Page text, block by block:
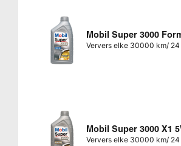
Mobil Super 3000
Ververs elke 30000 km/ 24
Mobil Super 3000 X1
Ververs elke 30000 km/ 24